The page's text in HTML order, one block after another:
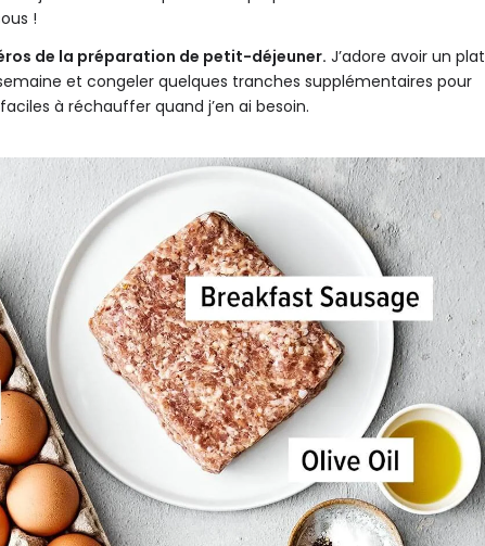
!
de la préparation de petit-déjeuner. J’adore avoir un plat
et congeler quelques tranches supplémentaires pour
à réchauffer quand j’en ai besoin.